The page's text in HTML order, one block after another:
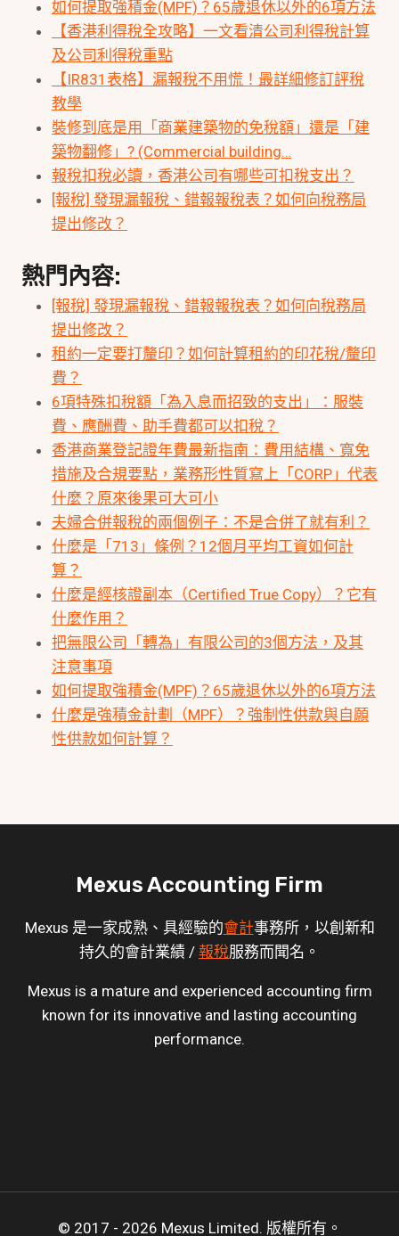
如何提取強積金(MPF)？65歲退休以外的6項方法
【香港利得稅全攻略】一文看清公司利得稅計算
及公司利得稅重點
【IR831表格】漏報稅不用慌！最詳細修訂評稅
教學
裝修到底是用「商業建築物的免稅額」還是「建
築物翻修」? (Commercial building…
報稅扣稅必讀，香港公司有哪些可扣稅支出？
[報稅] 發現漏報稅、錯報報稅表？如何向稅務局
提出修改？
熱門內容:
[報稅] 發現漏報稅、錯報報稅表？如何向稅務局
提出修改？
租約一定要打釐印？如何計算租約的印花稅/釐印
費？
6項特殊扣稅額「為入息而招致的支出」：服裝
費、應酬費、助手費都可以扣稅？
香港商業登記證年費最新指南：費用結構、寬免
措施及合規要點，業務形性質寫上「CORP」代表
什麼？原來後果可大可小
夫婦合併報稅的兩個例子：不是合併了就有利？
什麼是「713」條例？12個月平均工資如何計
算？
什麼是經核證副本（Certified True Copy）？它有
什麼作用？
把無限公司「轉為」有限公司的3個方法，及其
注意事項
如何提取強積金(MPF)？65歲退休以外的6項方法
什麼是強積金計劃（MPF）？強制性供款與自願
性供款如何計算？
Mexus Accounting Firm
Mexus 是一家成熟、具經驗的會計事務所，以創新和
持久的會計業績 / 報稅服務而聞名。
Mexus is a mature and experienced accounting firm
known for its innovative and lasting accounting
performance.
© 2017 - 2026 Mexus Limited. 版權所有。